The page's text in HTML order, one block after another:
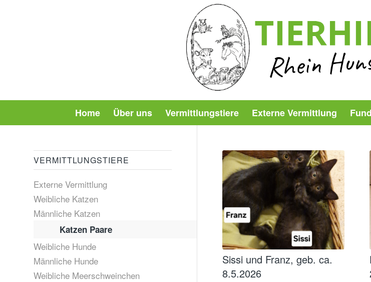
Home Über uns Vermittlungstiere Externe Vermittlung
Sissi und Franz, geb. ca.
8.5.2026
VERMITTLUNGSTIERE
Externe Vermittlung
Weibliche Katzen
Männliche Katzen
Katzen Paare
Weibliche Hunde
Männliche Hunde
Weibliche Meerschweinchen